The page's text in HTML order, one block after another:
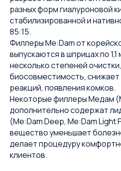
разных форм гиалуроновой
стабилизированной и
85:15.
Филлеры Me:Dam от
выпускаются в шприцах по
несколько степеней
биосовместимость, снижает
реакций, появления комков.
Некоторые филлеры Медам
дополнительно содержат
(Me:Dam Deep, Me:Dam Light
вещество уменьшает
делает процедуру
клиентов.